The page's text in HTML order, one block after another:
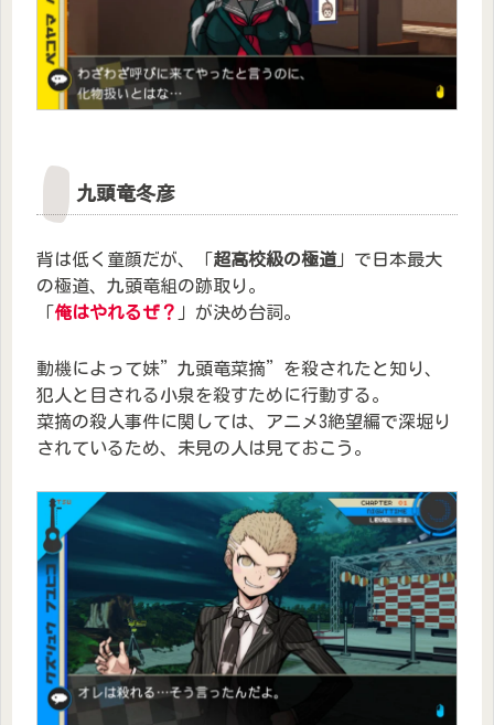
九頭竜冬彦
背は低く童顔だが、「超高校級の極道」で日本最大
の極道、九頭竜組の跡取り。
「俺はやれるぜ？ 」が決め台詞。
動機によって妹”九頭竜菜摘”を殺されたと知り、
犯人と目される小泉を殺すために行動する。
菜摘の殺人事件に関しては、アニメ3絶望編で深堀り
されているため、未見の人は見ておこう。